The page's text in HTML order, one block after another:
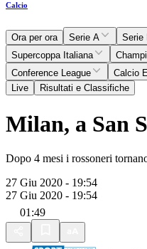
Calcio
Ora per ora Serie A Serie
Supercoppa Italiana
Conference League
Calcio
Live
Risultati e Classifiche
Milan, a San
Dopo 4 mesi i rossoneri
27 Giu 2020 - 19:54
27 Giu 2020 - 19:54
01:49